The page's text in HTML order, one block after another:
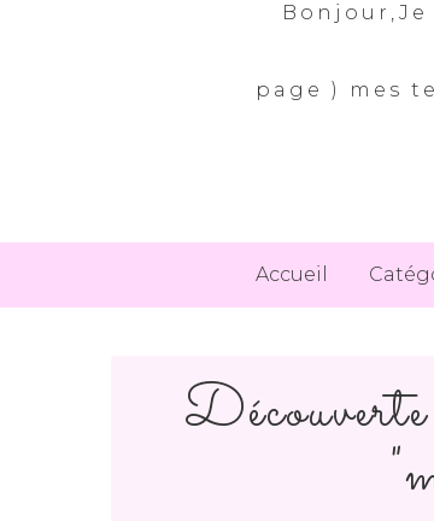
Bonjour,Je
page ) mes
Accueil